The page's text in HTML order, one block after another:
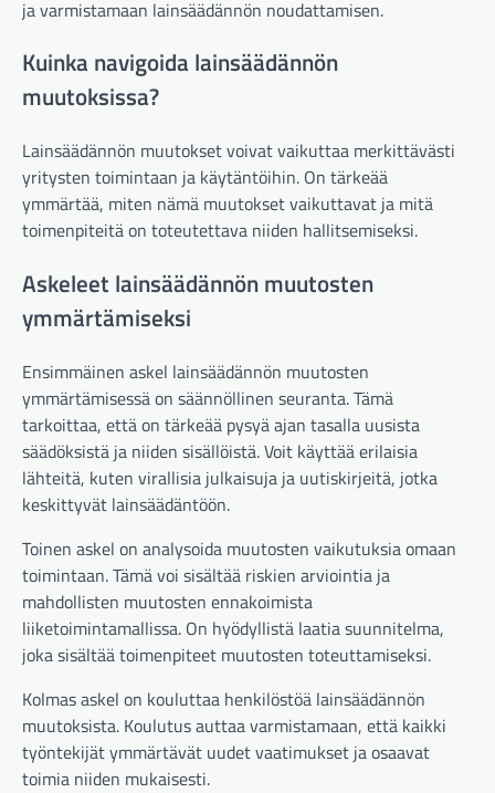
ja varmistamaan lainsäädännön noudattamisen.
Kuinka navigoida lainsäädännön
muutoksissa?
Lainsäädännön muutokset voivat vaikuttaa merkittävästi
yritysten toimintaan ja käytäntöihin. On tärkeää
ymmärtää, miten nämä muutokset vaikuttavat ja mitä
toimenpiteitä on toteutettava niiden hallitsemiseksi.
Askeleet lainsäädännön muutosten
ymmärtämiseksi
Ensimmäinen askel lainsäädännön muutosten
ymmärtämisessä on säännöllinen seuranta. Tämä
tarkoittaa, että on tärkeää pysyä ajan tasalla uusista
säädöksistä ja niiden sisällöistä. Voit käyttää erilaisia
lähteitä, kuten virallisia julkaisuja ja uutiskirjeitä, jotka
keskittyvät lainsäädäntöön.
Toinen askel on analysoida muutosten vaikutuksia omaan
toimintaan. Tämä voi sisältää riskien arviointia ja
mahdollisten muutosten ennakoimista
liiketoimintamallissa. On hyödyllistä laatia suunnitelma,
joka sisältää toimenpiteet muutosten toteuttamiseksi.
Kolmas askel on kouluttaa henkilöstöä lainsäädännön
muutoksista. Koulutus auttaa varmistamaan, että kaikki
työntekijät ymmärtävät uudet vaatimukset ja osaavat
toimia niiden mukaisesti.